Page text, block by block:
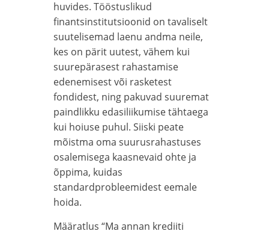
huvides. Tööstuslikud
finantsinstitutsioonid on tavaliselt
suutelisemad laenu andma neile,
kes on pärit uutest, vähem kui
suurepärasest rahastamise
edenemisest või rasketest
fondidest, ning pakuvad suuremat
paindlikku edasiliikumise tähtaega
kui hoiuse puhul. Siiski peate
mõistma oma suurusrahastuses
osalemisega kaasnevaid ohte ja
õppima, kuidas
standardprobleemidest eemale
hoida.
Määratlus “Ma annan krediiti